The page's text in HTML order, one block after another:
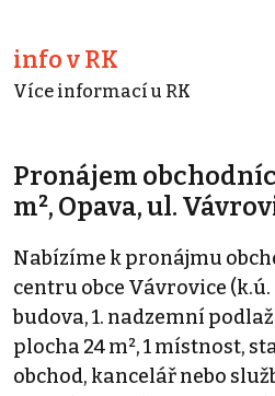
info v RK
Více informací u RK
Pronájem
m², Opava, ul.
Nabízíme k pronájmu
centru obce Vávrovice
budova, 1. nadzemní
plocha 24 m², 1 místnost,
obchod, kancelář nebo